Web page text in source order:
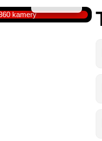
360 kamery